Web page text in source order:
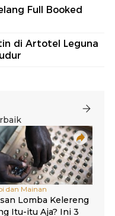
Full Booked
di Artotel Leguna